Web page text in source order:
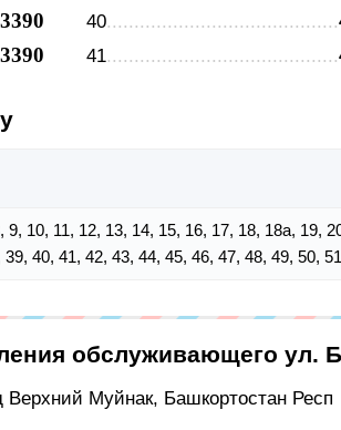
40
41
9, 10, 11, 12, 13, 14, 15, 16, 17, 18, 18а, 19,
40, 41, 42, 43, 44, 45, 46, 47, 48, 49, 50,
обслуживающего ул.
Верхний Муйнак, Башкортостан Респ